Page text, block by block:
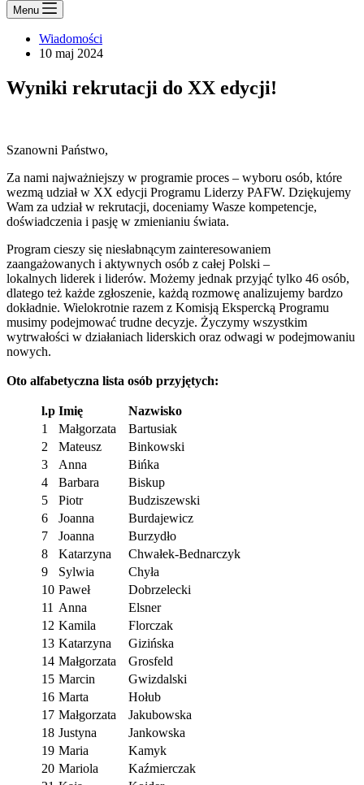
Menu
Wiadomości
10 maj 2024
Wyniki rekrutacji do XX edycji!
Szanowni Państwo,
Za nami najważniejszy w programie proces – wyboru osób, które
wezmą udział w XX edycji Programu Liderzy PAFW. Dziękujemy
Wam za udział w rekrutacji, doceniamy Wasze kompetencje,
doświadczenia i pasję w zmienianiu świata.
Program cieszy się niesłabnącym zainteresowaniem
zaangażowanych i aktywnych osób z całej Polski –
lokalnych liderek i liderów. Możemy jednak przyjąć tylko 46 osób,
dlatego też każde zgłoszenie, każdą rozmowę analizujemy bardzo
dokładnie. Wielokrotnie razem z Komisją Ekspercką Programu
musimy podejmować trudne decyzje. Życzymy wszystkim
wytrwałości w działaniach liderskich oraz odwagi w podejmowaniu
nowych.
Oto alfabetyczna lista osób przyjętych:
l.p Imię
Nazwisko
1
Małgorzata
Bartusiak
2
Mateusz
Binkowski
3
Anna
Bińka
4
Barbara
Biskup
5
Piotr
Budziszewski
6
Joanna
Burdajewicz
7
Joanna
Burzydło
8
Katarzyna
Chwałek-Bednarczyk
9
Sylwia
Chyła
10 Paweł
Dobrzelecki
11 Anna
Elsner
12 Kamila
Florczak
13 Katarzyna
Gizińska
14 Małgorzata
Grosfeld
15 Marcin
Gwizdalski
16 Marta
Hołub
17 Małgorzata
Jakubowska
18 Justyna
Jankowska
19 Maria
Kamyk
20 Mariola
Kaźmierczak